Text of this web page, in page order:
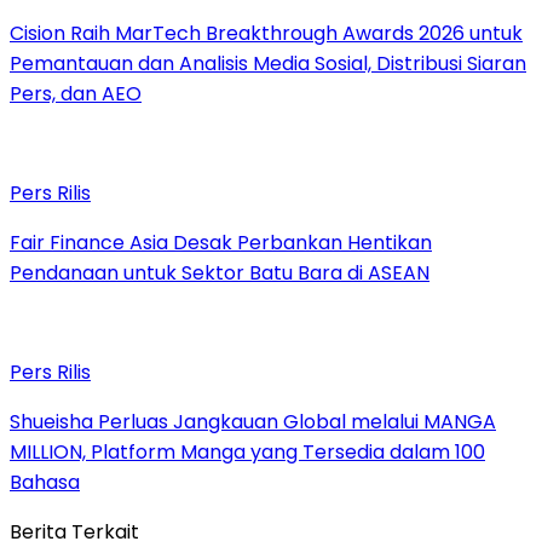
Cision Raih MarTech Breakthrough Awards 2026 untuk
Pemantauan dan Analisis Media Sosial, Distribusi Siaran
Pers, dan AEO
Pers Rilis
Fair Finance Asia Desak Perbankan Hentikan
Pendanaan untuk Sektor Batu Bara di ASEAN
Pers Rilis
Shueisha Perluas Jangkauan Global melalui MANGA
MILLION, Platform Manga yang Tersedia dalam 100
Bahasa
Berita Terkait